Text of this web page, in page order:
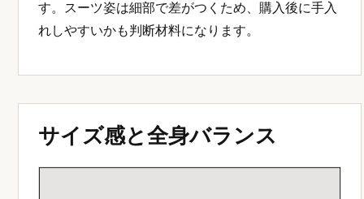
す。スーツ姿は細部で差がつくため、購入後に手入
れしやすいかも判断材料になります。
サイズ感と全身バランス